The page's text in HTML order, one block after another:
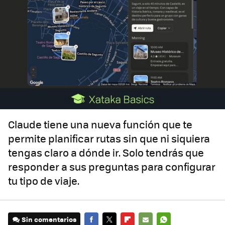
Claude tiene una nueva función que te
permite planificar rutas sin que ni siquiera
tengas claro a dónde ir. Solo tendrás que
responder a sus preguntas para configurar
tu tipo de viaje.
Sin comentarios